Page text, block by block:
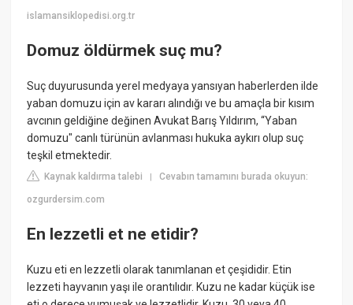
islamansiklopedisi.org.tr
Domuz öldürmek suç mu?
Suç duyurusunda yerel medyaya yansıyan haberlerden ilde
yaban domuzu için av kararı alındığı ve bu amaçla bir kısım
avcının geldiğine değinen Avukat Barış Yıldırım, “Yaban
domuzu" canlı türünün avlanması hukuka aykırı olup suç
teşkil etmektedir.
Kaynak kaldırma talebi |Cevabın tamamını burada okuyun:
ozgurdersim.com
En lezzetli et ne etidir?
Kuzu eti en lezzetli olarak tanımlanan et çeşididir. Etin
lezzeti hayvanın yaşı ile orantılıdır. Kuzu ne kadar küçük ise